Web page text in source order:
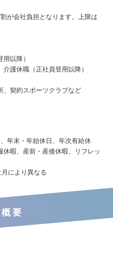
社負担となります。上限は
以降）
護休職（正社員登用以降）
、契約スポーツクラブなど
年末・年始休日、年次有給休
暇、産前・産後休暇、リフレッ
により異なる
要